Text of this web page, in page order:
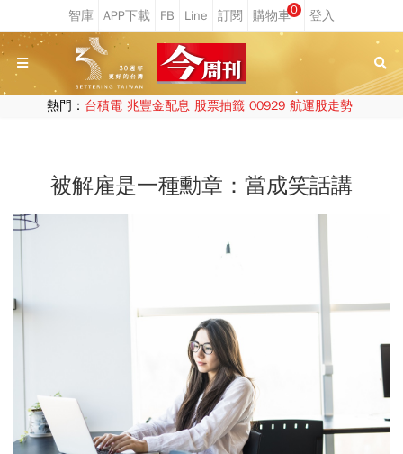
0
熱門： 台積電 兆豐金配息 股票抽籤 00929 航運股走勢
被解雇是一種勳章：當成笑話講